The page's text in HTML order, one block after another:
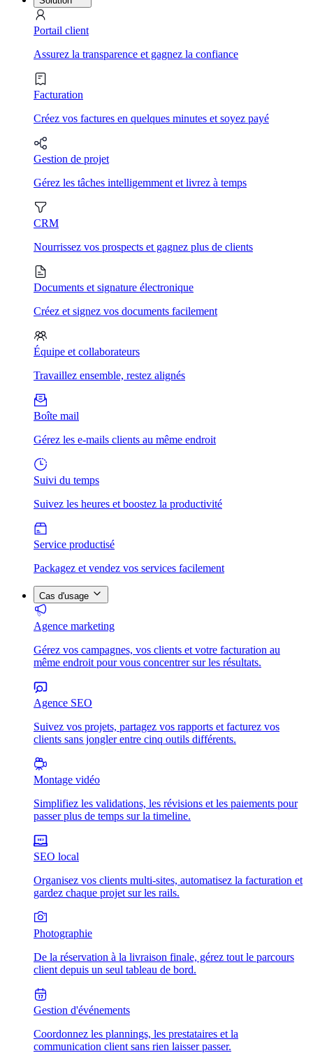
Portail client
Assurez la transparence et gagnez la confiance
Facturation
Créez vos factures en quelques minutes et soyez payé
Gestion de projet
Gérez les tâches intelligemment et livrez à temps
CRM
Nourrissez vos prospects et gagnez plus de clients
Documents et signature électronique
Créez et signez vos documents facilement
Équipe et collaborateurs
Travaillez ensemble, restez alignés
Boîte mail
Gérez les e-mails clients au même endroit
Suivi du temps
Suivez les heures et boostez la productivité
Service productisé
Packagez et vendez vos services facilement
Cas d'usage
Agence marketing
Gérez vos campagnes, vos clients et votre facturation au
même endroit pour vous concentrer sur les résultats.
Agence SEO
Suivez vos projets, partagez vos rapports et facturez vos
clients sans jongler entre cinq outils différents.
Montage vidéo
Simplifiez les validations, les révisions et les paiements pour
passer plus de temps sur la timeline.
SEO local
Organisez vos clients multi-sites, automatisez la facturation et
gardez chaque projet sur les rails.
Photographie
De la réservation à la livraison finale, gérez tout le parcours
client depuis un seul tableau de bord.
Gestion d'événements
Coordonnez les plannings, les prestataires et la
communication client sans rien laisser passer.